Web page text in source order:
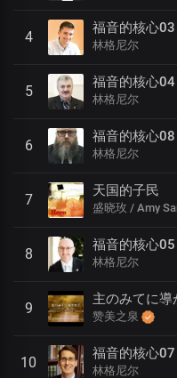
4
福音的核心
林格尼尔
5 林格尼尔
6 林格尼尔
7
天国的子民
盛晓玫 / Amy
8 林格尼尔
9 赞美之泉
10 林格尼尔